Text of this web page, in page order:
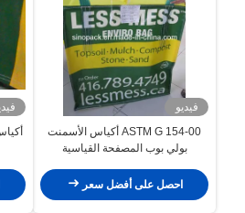
فيديو
ASTM G 154-00 أكياس الأسمنت
بولي بوب المصفحة القياسية
احصل على أفضل سعر